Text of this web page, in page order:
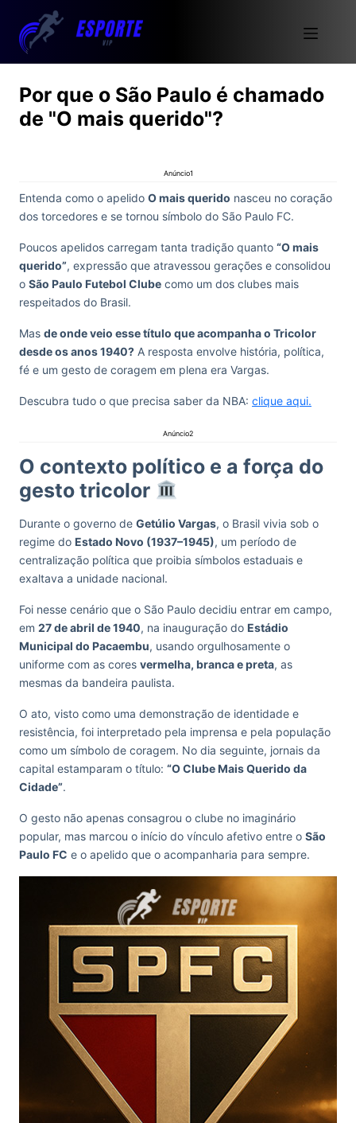
Por que o São Paulo é chamado
de "O mais querido"?
Anúncio1
Entenda como o apelido O mais querido nasceu no coração
dos torcedores e se tornou símbolo do São Paulo FC.
Poucos apelidos carregam tanta tradição quanto “O mais
querido”, expressão que atravessou gerações e consolidou
o São Paulo Futebol Clube como um dos clubes mais
respeitados do Brasil.
Mas de onde veio esse título que acompanha o Tricolor
desde os anos 1940? A resposta envolve história, política,
fé e um gesto de coragem em plena era Vargas.
Descubra tudo o que precisa saber da NBA: clique aqui.
Anúncio2
O contexto político e a força do
gesto tricolor
Durante o governo de Getúlio Vargas, o Brasil vivia sob o
regime do Estado Novo (1937–1945), um período de
centralização política que proibia símbolos estaduais e
exaltava a unidade nacional.
Foi nesse cenário que o São Paulo decidiu entrar em campo,
em 27 de abril de 1940, na inauguração do Estádio
Municipal do Pacaembu, usando orgulhosamente o
uniforme com as cores vermelha, branca e preta, as
mesmas da bandeira paulista.
O ato, visto como uma demonstração de identidade e
resistência, foi interpretado pela imprensa e pela população
como um símbolo de coragem. No dia seguinte, jornais da
capital estamparam o título: “O Clube Mais Querido da
Cidade”.
O gesto não apenas consagrou o clube no imaginário
popular, mas marcou o início do vínculo afetivo entre o São
Paulo FC e o apelido que o acompanharia para sempre.